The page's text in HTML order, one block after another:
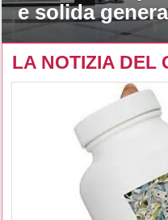
e solida
LA NOTIZIA DEL